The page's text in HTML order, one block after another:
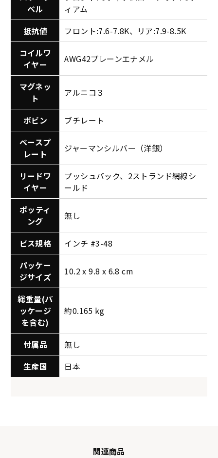
ベル
ィアム
抵抗値
フロント:7.6-7.8K、リア:7.9-8.5K
コイルワ
イヤー
AWG42プレーンエナメル
マグネッ
ト
アルニコ３
ボビン
ブチレート
ベースプ
レート
ジャーマンシルバー（洋銀）
リードワ
イヤー
プッシュバック、2ストランド網線シ
ールド
ポッティ
ング
無し
ビス規格
インチ #3-48
パッケー
ジサイズ
10.2 x 9.8 x 6.8 cm
総重量(パ
ッケージ
を含む)
約0.165 kg
付属品
無し
生産国
日本
関連商品